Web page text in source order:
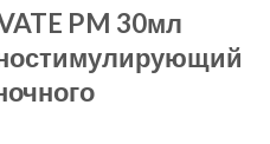
PM 30мл